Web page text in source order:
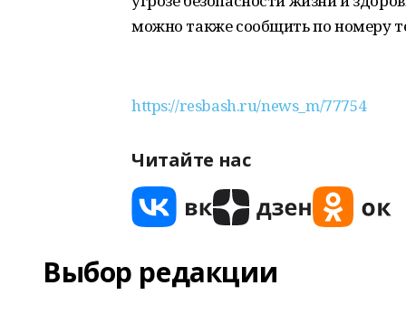
можно также сообщить по номеру
https://resbash.ru/news_m/77754
Читайте нас
Выбор редакции